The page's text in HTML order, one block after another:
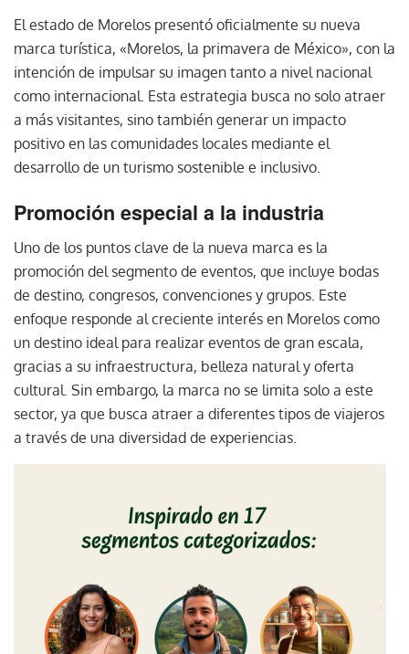
El estado de Morelos presentó oficialmente su nueva
marca turística, «Morelos, la primavera de México», con la
intención de impulsar su imagen tanto a nivel nacional
como internacional. Esta estrategia busca no solo atraer
a más visitantes, sino también generar un impacto
positivo en las comunidades locales mediante el
desarrollo de un turismo sostenible e inclusivo.
Promoción especial a la industria
Uno de los puntos clave de la nueva marca es la
promoción del segmento de eventos, que incluye bodas
de destino, congresos, convenciones y grupos. Este
enfoque responde al creciente interés en Morelos como
un destino ideal para realizar eventos de gran escala,
gracias a su infraestructura, belleza natural y oferta
cultural. Sin embargo, la marca no se limita solo a este
sector, ya que busca atraer a diferentes tipos de viajeros
a través de una diversidad de experiencias.